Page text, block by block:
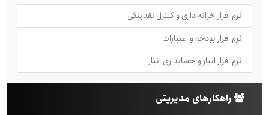
نرم افزار خزانه داری و کنترل نقدینگی
نرم افزار بودجه و اعتبارات
نرم افزار انبار و حسابداری انبار
راهکارهای مدیریتی